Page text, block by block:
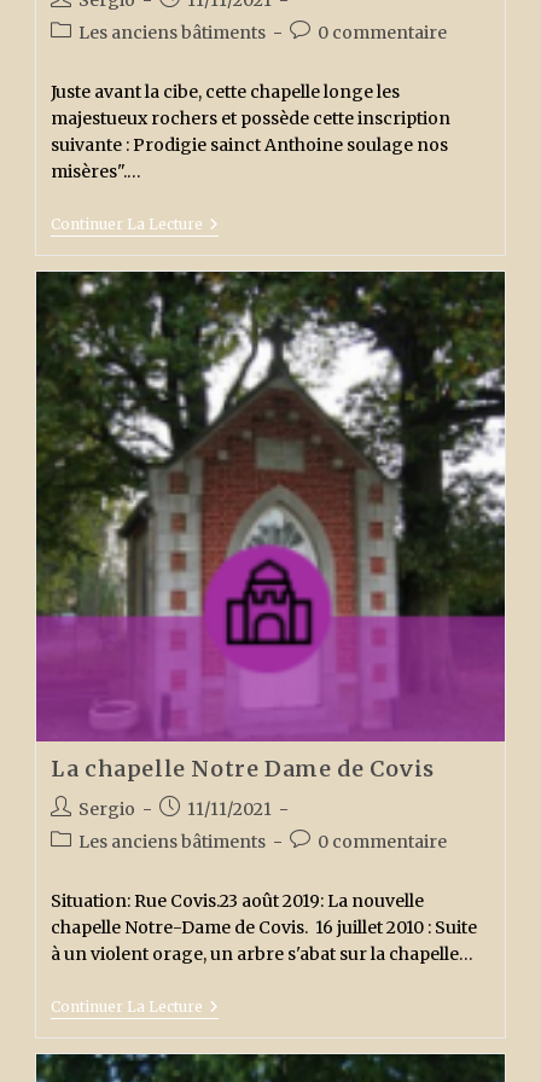
de
publiée :
PostLes anciens bâtiments
Commentaires
la
publication :
0 commentaire
Juste avant la cibe, cette chapelle longe les
majestueux rochers et possède cette inscription
suivante : Prodigie sainct Anthoine soulage nos
misères".…
Continuer La Lecture La
Frène
La chapelle Notre Dame de Covis
Auteur/autrice
de
Sergio
Publication
publiée :
11/11/2021
PostLes anciens bâtiments
Commentaires
la
publication :
0 commentaire
Situation: Rue Covis.23 août 2019: La nouvelle
chapelle Notre-Dame de Covis. 16 juillet 2010 : Suite
à un violent orage, un arbre s'abat sur la chapelle…
Continuer La Lecture La
Chapelle
Notre
Dame